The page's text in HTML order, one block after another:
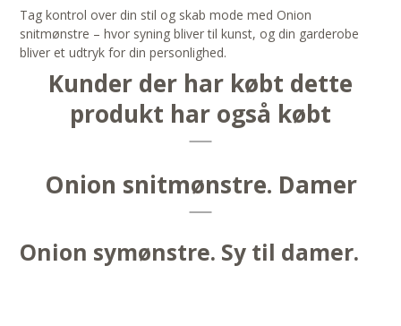
Tag kontrol over din stil og skab mode med Onion
snitmønstre – hvor syning bliver til kunst, og din garderobe
bliver et udtryk for din personlighed.
Kunder der har købt dette
produkt har også købt
Onion snitmønstre. Damer
Onion symønstre. Sy til damer.